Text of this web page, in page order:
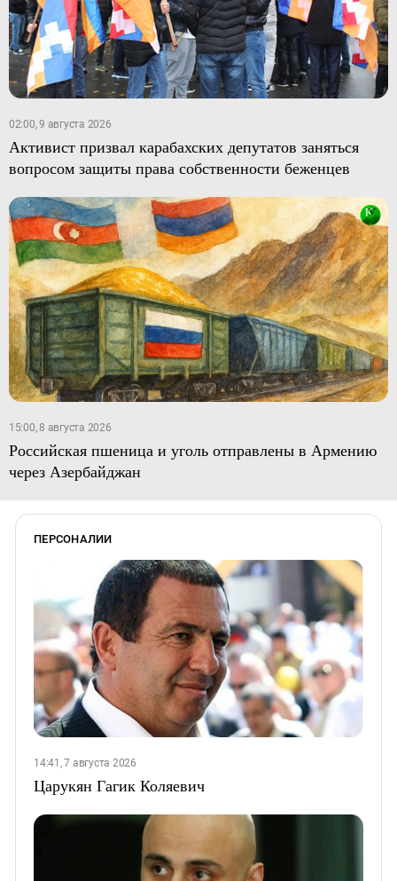
02:00, 9 августа 2026
Активист призвал карабахских депутатов заняться
вопросом защиты права собственности беженцев
15:00, 8 августа 2026
Российская пшеница и уголь отправлены в Армению
через Азербайджан
ПЕРСОНАЛИИ
14:41, 7 августа 2026
Царукян Гагик Коляевич